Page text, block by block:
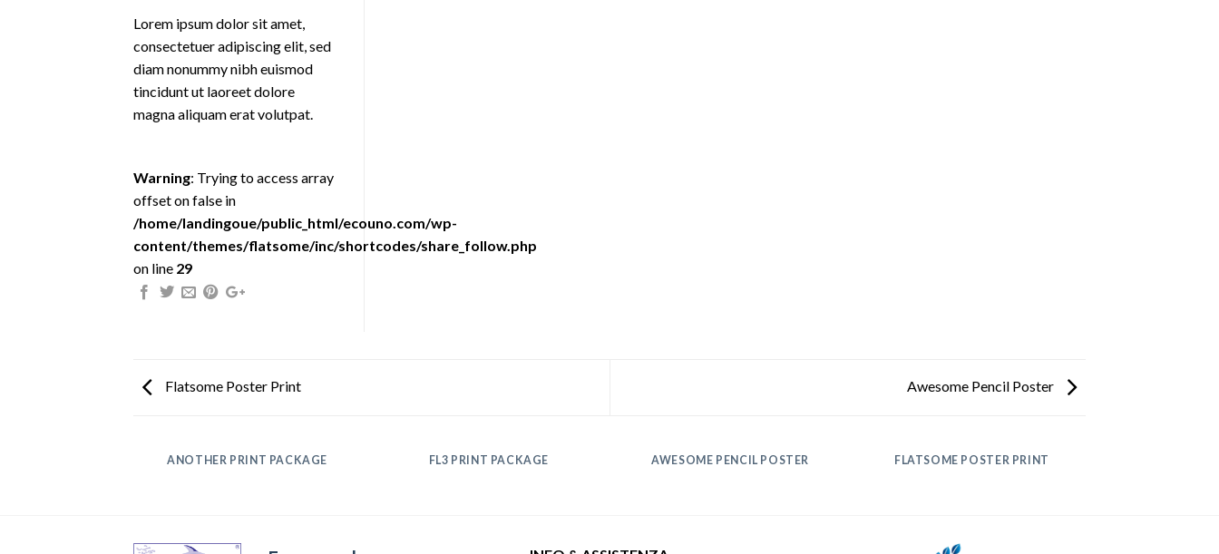
Lorem ipsum dolor sit amet,
consectetuer adipiscing elit, sed
diam nonummy nibh euismod
tincidunt ut laoreet dolore
magna aliquam erat volutpat.
Warning: Trying to access array
offset on false in
/home/landingoue/public_html/ecouno.com/wp-
content/themes/flatsome/inc/shortcodes/share_follow.php
on line 29
Flatsome Poster Print Awesome Pencil Poster
ANOTHER PRINT PACKAGE FL3 PRINT PACKAGE AWESOME PENCIL POSTER FLATSOME POSTER PRINT